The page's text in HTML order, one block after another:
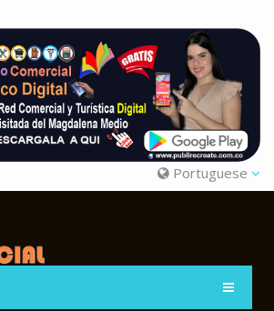
Portuguese